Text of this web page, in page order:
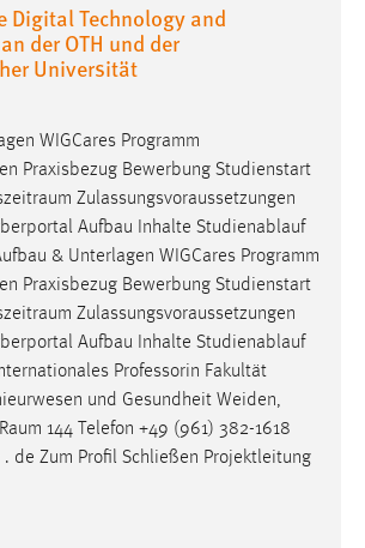
Digital Technology and
der OTH und der
Universität
WIGCares Programm
Praxisbezug Bewerbung Studienstart
Zulassungsvoraussetzungen
Aufbau Inhalte Studienablauf
& Unterlagen WIGCares Programm
Praxisbezug Bewerbung Studienstart
Zulassungsvoraussetzungen
Aufbau Inhalte Studienablauf
Professorin Fakultät
und Gesundheit Weiden,
Raum 144 Telefon +49 (961) 382-1618
de Zum Profil Schließen Projektleitung